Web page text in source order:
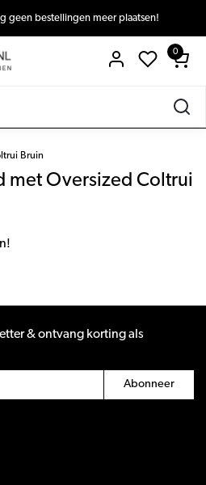
geen bestellingen meer plaatsen!
0
Bruin
met Oversized Coltrui
& ontvang korting als
Abonneer